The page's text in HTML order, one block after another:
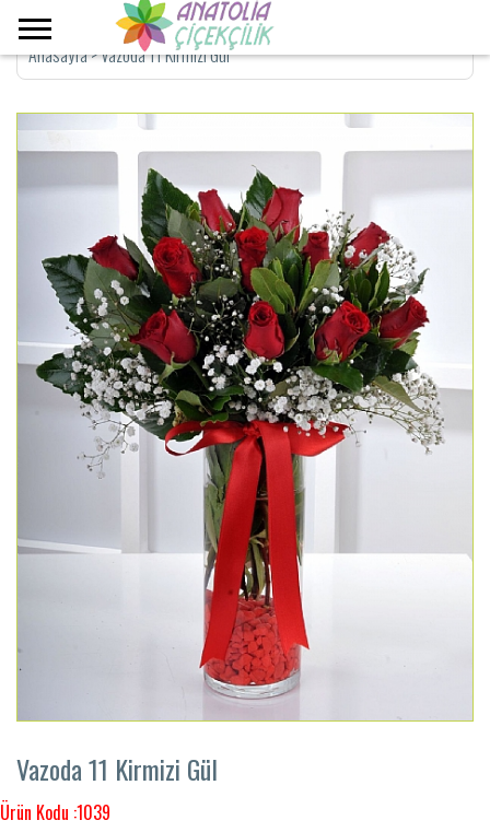
Anasayfa>Vazoda 11 Kirmizi Gül
Vazoda 11 Kirmizi Gül
Ürün Kodu :1039